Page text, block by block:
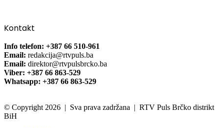
Kontakt
Info telefon: +387 66 510-961
Email: redakcija@rtvpuls.ba
Email: direktor@rtvpulsbrcko.ba
Viber: +387 66 863-529
Whatsapp: +387 66 863-529
© Copyright 2026 | Sva prava zadržana | RTV Puls Brčko distrikt
BiH